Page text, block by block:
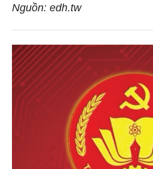
Nguồn: edh.tw